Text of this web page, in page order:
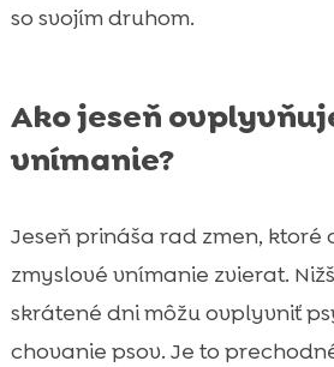
so svojím druhom.
Ako jeseň
vnímanie?
Jeseň prináša rad zmen, ktoré
zmyslové vnímanie zvierat.
skrátené dni môžu ovplyvniť
chovanie psov. Je to